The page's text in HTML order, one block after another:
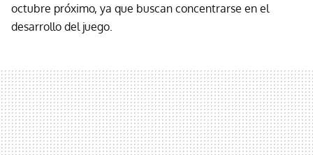
octubre próximo, ya que buscan concentrarse en el
desarrollo del juego.